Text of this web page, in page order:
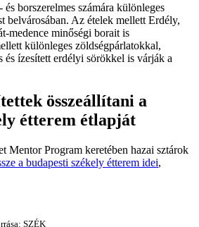
borszerelmes számára különleges
belvárosában. Az ételek mellett Erdély,
medence minőségi borait is
különleges zöldségpárlatokkal,
ízesített erdélyi sörökkel is várják a
összeállítani a
étterem étlapját
Mentor Program keretében hazai sztárok
a budapesti székely étterem idei,
SZÉK